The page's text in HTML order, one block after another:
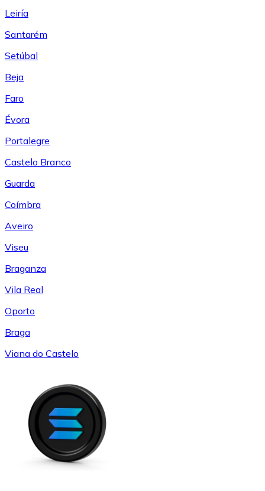
Leiría
Santarém
Setúbal
Beja
Faro
Évora
Portalegre
Castelo Branco
Guarda
Coímbra
Aveiro
Viseu
Braganza
Vila Real
Oporto
Braga
Viana do Castelo